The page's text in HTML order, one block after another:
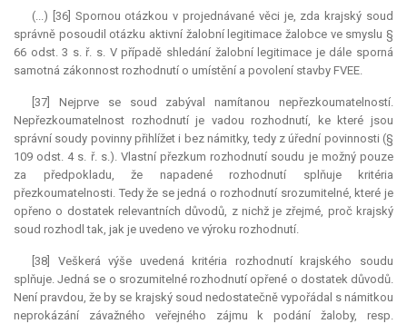
(...) [36] Spornou otázkou v projednávané věci je, zda krajský soud
správně posoudil otázku aktivní žalobní legitimace žalobce ve smyslu §
66 odst. 3 s. ř. s. V případě shledání žalobní legitimace je dále sporná
samotná zákonnost rozhodnutí o umístění a povolení stavby FVEE.
[37] Nejprve se soud zabýval namítanou nepřezkoumatelností.
Nepřezkoumatelnost rozhodnutí je vadou rozhodnutí, ke které jsou
správní soudy povinny přihlížet i bez námitky, tedy z úřední povinnosti (§
109 odst. 4 s. ř. s.). Vlastní přezkum rozhodnutí soudu je možný pouze
za předpokladu, že napadené rozhodnutí splňuje kritéria
přezkoumatelnosti. Tedy že se jedná o rozhodnutí srozumitelné, které je
opřeno o dostatek relevantních důvodů, z nichž je zřejmé, proč krajský
soud rozhodl tak, jak je uvedeno ve výroku rozhodnutí.
[38] Veškerá výše uvedená kritéria rozhodnutí krajského soudu
splňuje. Jedná se o srozumitelné rozhodnutí opřené o dostatek důvodů.
Není pravdou, že by se krajský soud nedostatečně vypořádal s námitkou
neprokázání závažného veřejného zájmu k podání žaloby, resp.